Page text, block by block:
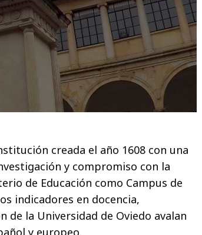
creada el año 1608 con una
y compromiso con la
de Educación como Campus de
indicadores en docencia,
de la Universidad de Oviedo avalan
y europeo.